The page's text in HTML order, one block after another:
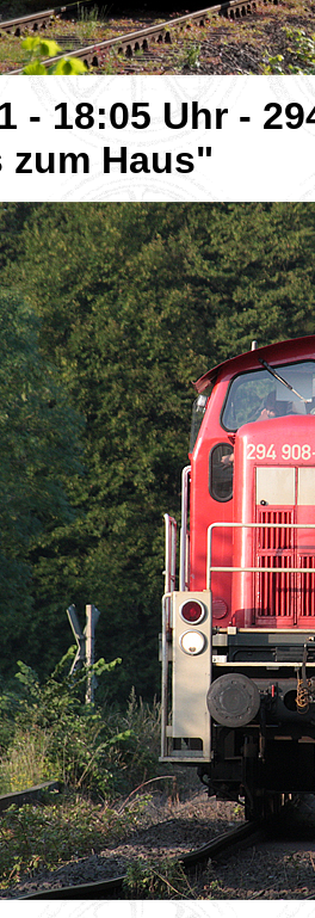
- 18:05 Uhr -
zum Haus"